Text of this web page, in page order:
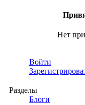
Нет
Войти
Разделы
Блоги